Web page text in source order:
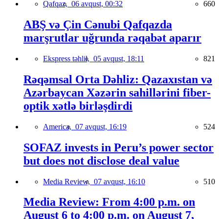
Qafqaz, 06 avqust, 00:32 660
ABŞ və Çin Cənubi Qafqazda
marşrutlar uğrunda rəqabət aparır
Ekspress təhlil, 05 avqust, 18:11 821
Rəqəmsal Orta Dəhliz: Qazaxıstan və
Azərbaycan Xəzərin sahillərini fiber-
optik xətlə birləşdirdi
America, 07 avqust, 16:19 524
SOFAZ invests in Peru’s power sector
but does not disclose deal value
Media Review, 07 avqust, 16:10 510
Media Review: From 4:00 p.m. on
August 6 to 4:00 p.m. on August 7,